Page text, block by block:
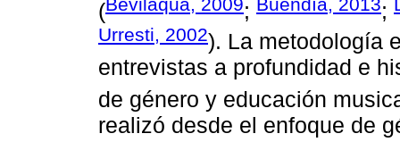
(
; ;
Urresti, 2002). La metodología
entrevistas a profundidad e
de género y educación
realizó desde el enfoque de